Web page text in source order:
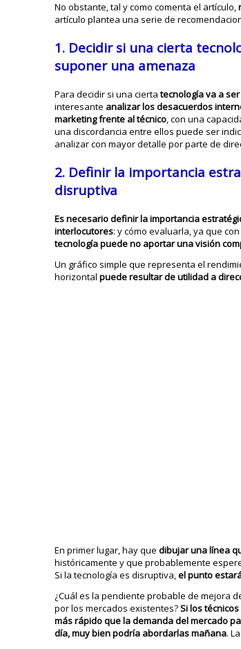
No obstante, tal y como comenta el artículo,
artículo plantea una serie de
1. Decidir si una cierta
suponer una amenaza
Para decidir si una ciertatecnología va a
interesante analizar los desacuerdos
marketing frente al técnico, con una
una discordancia entre ellos puede ser
analizar con mayor detalle por parte de
2. Definir la importancia
disruptiva
Es necesario definir la importancia
interlocutores: y cómo evaluarla, ya que
tecnología puede no aportar una visión
Un gráfico simple que representa el
horizontalpuede resultar de utilidad a
En primer lugar, hay quedibujar una línea
históricamente y que probablemente
Si la tecnología es disruptiva,el punto
¿Cuál es la pendiente probable de mejora
por los mercados existentes?Si los
más rápido que la demanda del mercado
día, muy bien podría abordarlas mañana.